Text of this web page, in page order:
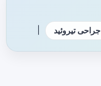
جراحی تیروئید